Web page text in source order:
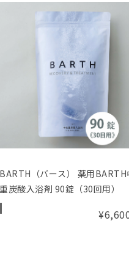
BARTH（バース） 薬用BARTH
重炭酸入浴剤 90錠（30回用）
¥